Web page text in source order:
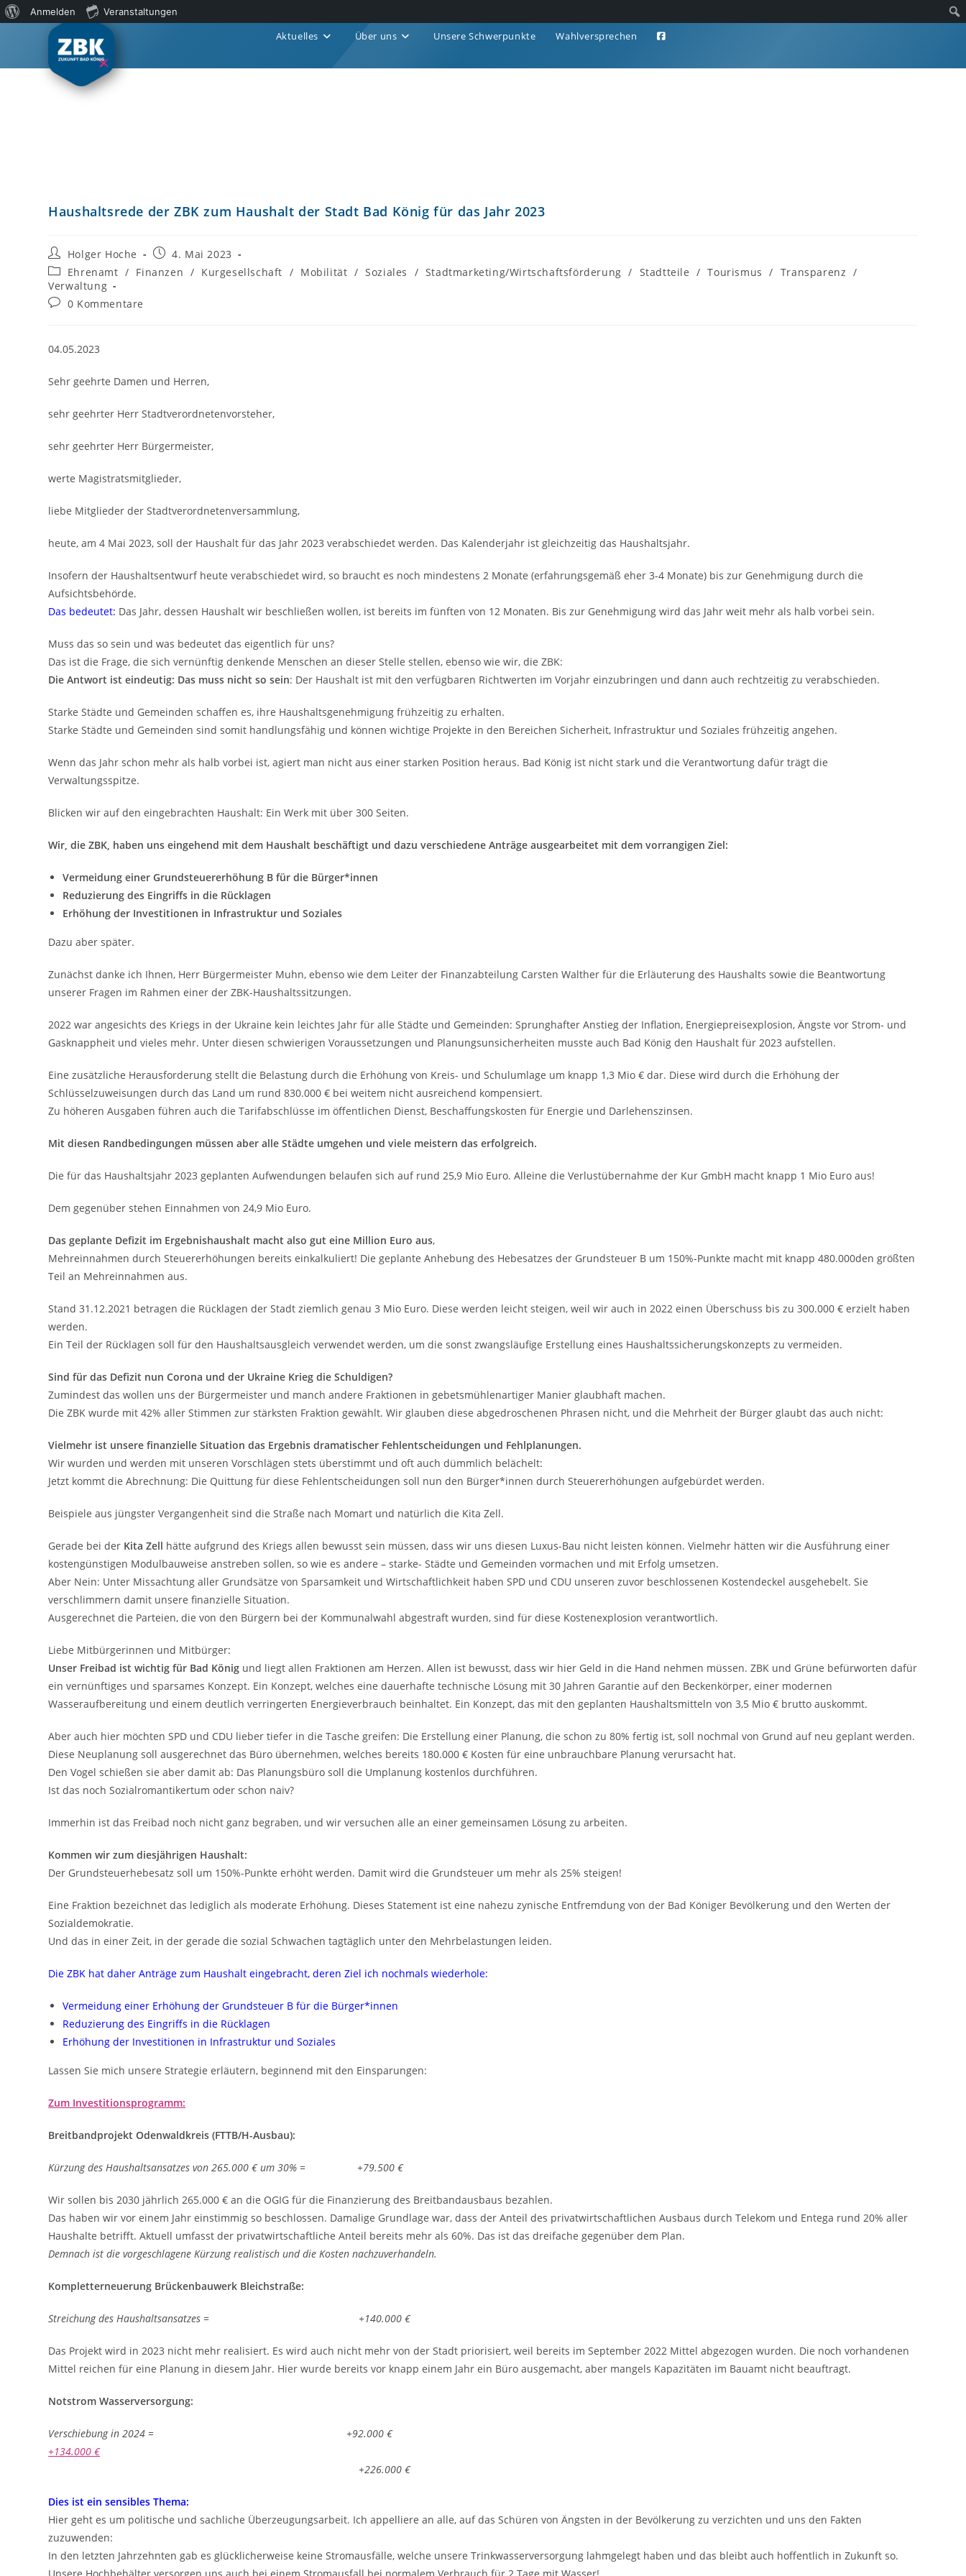
Anmelden Veranstaltungen
Aktuelles Über uns Unsere Schwerpunkte Wahlversprechen
Haushaltsrede der ZBK zum Haushalt der Stadt Bad König für das Jahr 2023
Holger Hoche
4. Mai 2023
Ehrenamt / Finanzen / Kurgesellschaft / Mobilität / Soziales / Stadtmarketing/Wirtschaftsförderung / Stadtteile / Tourismus / Transparenz /
Verwaltung
0 Kommentare
04.05.2023
Sehr geehrte Damen und Herren,
sehr geehrter Herr Stadtverordnetenvorsteher,
sehr geehrter Herr Bürgermeister,
werte Magistratsmitglieder,
liebe Mitglieder der Stadtverordnetenversammlung,
heute, am 4 Mai 2023, soll der Haushalt für das Jahr 2023 verabschiedet werden. Das Kalenderjahr ist gleichzeitig das Haushaltsjahr.
Insofern der Haushaltsentwurf heute verabschiedet wird, so braucht es noch mindestens 2 Monate (erfahrungsgemäß eher 3-4 Monate) bis zur Genehmigung durch die
Aufsichtsbehörde.
Das bedeutet: Das Jahr, dessen Haushalt wir beschließen wollen, ist bereits im fünften von 12 Monaten. Bis zur Genehmigung wird das Jahr weit mehr als halb vorbei sein.
Muss das so sein und was bedeutet das eigentlich für uns?
Das ist die Frage, die sich vernünftig denkende Menschen an dieser Stelle stellen, ebenso wie wir, die ZBK:
Die Antwort ist eindeutig: Das muss nicht so sein: Der Haushalt ist mit den verfügbaren Richtwerten im Vorjahr einzubringen und dann auch rechtzeitig zu verabschieden.
Starke Städte und Gemeinden schaffen es, ihre Haushaltsgenehmigung frühzeitig zu erhalten.
Starke Städte und Gemeinden sind somit handlungsfähig und können wichtige Projekte in den Bereichen Sicherheit, Infrastruktur und Soziales frühzeitig angehen.
Wenn das Jahr schon mehr als halb vorbei ist, agiert man nicht aus einer starken Position heraus. Bad König ist nicht stark und die Verantwortung dafür trägt die
Verwaltungsspitze.
Blicken wir auf den eingebrachten Haushalt: Ein Werk mit über 300 Seiten.
Wir, die ZBK, haben uns eingehend mit dem Haushalt beschäftigt und dazu verschiedene Anträge ausgearbeitet mit dem vorrangigen Ziel:
Vermeidung einer Grundsteuererhöhung B für die Bürger*innen
Reduzierung des Eingriffs in die Rücklagen
Erhöhung der Investitionen in Infrastruktur und Soziales
Dazu aber später.
Zunächst danke ich Ihnen, Herr Bürgermeister Muhn, ebenso wie dem Leiter der Finanzabteilung Carsten Walther für die Erläuterung des Haushalts sowie die Beantwortung
unserer Fragen im Rahmen einer der ZBK-Haushaltssitzungen.
2022 war angesichts des Kriegs in der Ukraine kein leichtes Jahr für alle Städte und Gemeinden: Sprunghafter Anstieg der Inflation, Energiepreisexplosion, Ängste vor Strom- und
Gasknappheit und vieles mehr. Unter diesen schwierigen Voraussetzungen und Planungsunsicherheiten musste auch Bad König den Haushalt für 2023 aufstellen.
Eine zusätzliche Herausforderung stellt die Belastung durch die Erhöhung von Kreis- und Schulumlage um knapp 1,3 Mio € dar. Diese wird durch die Erhöhung der
Schlüsselzuweisungen durch das Land um rund 830.000 € bei weitem nicht ausreichend kompensiert.
Zu höheren Ausgaben führen auch die Tarifabschlüsse im öffentlichen Dienst, Beschaffungskosten für Energie und Darlehenszinsen.
Mit diesen Randbedingungen müssen aber alle Städte umgehen und viele meistern das erfolgreich.
Die für das Haushaltsjahr 2023 geplanten Aufwendungen belaufen sich auf rund 25,9 Mio Euro. Alleine die Verlustübernahme der Kur GmbH macht knapp 1 Mio Euro aus!
Dem gegenüber stehen Einnahmen von 24,9 Mio Euro.
Das geplante Defizit im Ergebnishaushalt macht also gut eine Million Euro aus,
Mehreinnahmen durch Steuererhöhungen bereits einkalkuliert! Die geplante Anhebung des Hebesatzes der Grundsteuer B um 150%-Punkte macht mit knapp 480.000den größten
Teil an Mehreinnahmen aus.
Stand 31.12.2021 betragen die Rücklagen der Stadt ziemlich genau 3 Mio Euro. Diese werden leicht steigen, weil wir auch in 2022 einen Überschuss bis zu 300.000 € erzielt haben
werden.
Ein Teil der Rücklagen soll für den Haushaltsausgleich verwendet werden, um die sonst zwangsläufige Erstellung eines Haushaltssicherungskonzepts zu vermeiden.
Sind für das Defizit nun Corona und der Ukraine Krieg die Schuldigen?
Zumindest das wollen uns der Bürgermeister und manch andere Fraktionen in gebetsmühlenartiger Manier glaubhaft machen.
Die ZBK wurde mit 42% aller Stimmen zur stärksten Fraktion gewählt. Wir glauben diese abgedroschenen Phrasen nicht, und die Mehrheit der Bürger glaubt das auch nicht:
Vielmehr ist unsere finanzielle Situation das Ergebnis dramatischer Fehlentscheidungen und Fehlplanungen.
Wir wurden und werden mit unseren Vorschlägen stets überstimmt und oft auch dümmlich belächelt:
Jetzt kommt die Abrechnung: Die Quittung für diese Fehlentscheidungen soll nun den Bürger*innen durch Steuererhöhungen aufgebürdet werden.
Beispiele aus jüngster Vergangenheit sind die Straße nach Momart und natürlich die Kita Zell.
Gerade bei der Kita Zell hätte aufgrund des Kriegs allen bewusst sein müssen, dass wir uns diesen Luxus-Bau nicht leisten können. Vielmehr hätten wir die Ausführung einer
kostengünstigen Modulbauweise anstreben sollen, so wie es andere – starke- Städte und Gemeinden vormachen und mit Erfolg umsetzen.
Aber Nein: Unter Missachtung aller Grundsätze von Sparsamkeit und Wirtschaftlichkeit haben SPD und CDU unseren zuvor beschlossenen Kostendeckel ausgehebelt. Sie
verschlimmern damit unsere finanzielle Situation.
Ausgerechnet die Parteien, die von den Bürgern bei der Kommunalwahl abgestraft wurden, sind für diese Kostenexplosion verantwortlich.
Liebe Mitbürgerinnen und Mitbürger:
Unser Freibad ist wichtig für Bad König und liegt allen Fraktionen am Herzen. Allen ist bewusst, dass wir hier Geld in die Hand nehmen müssen. ZBK und Grüne befürworten dafür
ein vernünftiges und sparsames Konzept. Ein Konzept, welches eine dauerhafte technische Lösung mit 30 Jahren Garantie auf den Beckenkörper, einer modernen
Wasseraufbereitung und einem deutlich verringerten Energieverbrauch beinhaltet. Ein Konzept, das mit den geplanten Haushaltsmitteln von 3,5 Mio € brutto auskommt.
Aber auch hier möchten SPD und CDU lieber tiefer in die Tasche greifen: Die Erstellung einer Planung, die schon zu 80% fertig ist, soll nochmal von Grund auf neu geplant werden.
Diese Neuplanung soll ausgerechnet das Büro übernehmen, welches bereits 180.000 € Kosten für eine unbrauchbare Planung verursacht hat.
Den Vogel schießen sie aber damit ab: Das Planungsbüro soll die Umplanung kostenlos durchführen.
Ist das noch Sozialromantikertum oder schon naiv?
Immerhin ist das Freibad noch nicht ganz begraben, und wir versuchen alle an einer gemeinsamen Lösung zu arbeiten.
Kommen wir zum diesjährigen Haushalt:
Der Grundsteuerhebesatz soll um 150%-Punkte erhöht werden. Damit wird die Grundsteuer um mehr als 25% steigen!
Eine Fraktion bezeichnet das lediglich als moderate Erhöhung. Dieses Statement ist eine nahezu zynische Entfremdung von der Bad Königer Bevölkerung und den Werten der
Sozialdemokratie.
Und das in einer Zeit, in der gerade die sozial Schwachen tagtäglich unter den Mehrbelastungen leiden.
Die ZBK hat daher Anträge zum Haushalt eingebracht, deren Ziel ich nochmals wiederhole:
Vermeidung einer Erhöhung der Grundsteuer B für die Bürger*innen
Reduzierung des Eingriffs in die Rücklagen
Erhöhung der Investitionen in Infrastruktur und Soziales
Lassen Sie mich unsere Strategie erläutern, beginnend mit den Einsparungen:
Zum Investitionsprogramm:
Breitbandprojekt Odenwaldkreis (FTTB/H-Ausbau):
Kürzung des Haushaltsansatzes von 265.000 € um 30% = +79.500 €
Wir sollen bis 2030 jährlich 265.000 € an die OGIG für die Finanzierung des Breitbandausbaus bezahlen.
Das haben wir vor einem Jahr einstimmig so beschlossen. Damalige Grundlage war, dass der Anteil des privatwirtschaftlichen Ausbaus durch Telekom und Entega rund 20% aller
Haushalte betrifft. Aktuell umfasst der privatwirtschaftliche Anteil bereits mehr als 60%. Das ist das dreifache gegenüber dem Plan.
Demnach ist die vorgeschlagene Kürzung realistisch und die Kosten nachzuverhandeln.
Kompletterneuerung Brückenbauwerk Bleichstraße:
Streichung des Haushaltsansatzes = +140.000 €
Das Projekt wird in 2023 nicht mehr realisiert. Es wird auch nicht mehr von der Stadt priorisiert, weil bereits im September 2022 Mittel abgezogen wurden. Die noch vorhandenen
Mittel reichen für eine Planung in diesem Jahr. Hier wurde bereits vor knapp einem Jahr ein Büro ausgemacht, aber mangels Kapazitäten im Bauamt nicht beauftragt.
Notstrom Wasserversorgung:
Verschiebung in 2024 = +92.000 €
+134.000 €
+226.000 €
Dies ist ein sensibles Thema:
Hier geht es um politische und sachliche Überzeugungsarbeit. Ich appelliere an alle, auf das Schüren von Ängsten in der Bevölkerung zu verzichten und uns den Fakten
zuzuwenden:
In den letzten Jahrzehnten gab es glücklicherweise keine Stromausfälle, welche unsere Trinkwasserversorgung lahmgelegt haben und das bleibt auch hoffentlich in Zukunft so.